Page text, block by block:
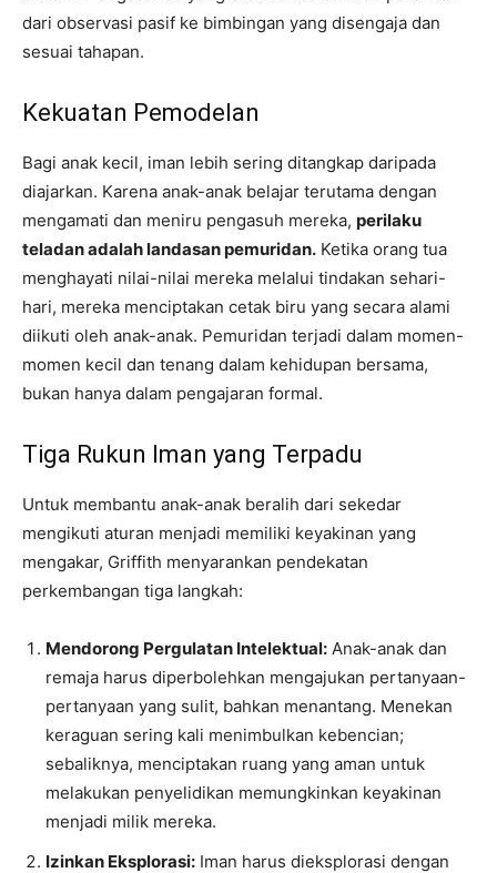
dari observasi pasif ke bimbingan yang disengaja dan
sesuai tahapan.
Kekuatan Pemodelan
Bagi anak kecil, iman lebih sering ditangkap daripada
diajarkan. Karena anak-anak belajar terutama dengan
mengamati dan meniru pengasuh mereka, perilaku
teladan adalah landasan pemuridan. Ketika orang tua
menghayati nilai-nilai mereka melalui tindakan sehari-
hari, mereka menciptakan cetak biru yang secara alami
diikuti oleh anak-anak. Pemuridan terjadi dalam momen-
momen kecil dan tenang dalam kehidupan bersama,
bukan hanya dalam pengajaran formal.
Tiga Rukun Iman yang Terpadu
Untuk membantu anak-anak beralih dari sekedar
mengikuti aturan menjadi memiliki keyakinan yang
mengakar, Griffith menyarankan pendekatan
perkembangan tiga langkah:
Mendorong Pergulatan Intelektual: Anak-anak dan
remaja harus diperbolehkan mengajukan pertanyaan-
pertanyaan yang sulit, bahkan menantang. Menekan
keraguan sering kali menimbulkan kebencian;
sebaliknya, menciptakan ruang yang aman untuk
melakukan penyelidikan memungkinkan keyakinan
menjadi milik mereka.
Izinkan Eksplorasi: Iman harus dieksplorasi dengan